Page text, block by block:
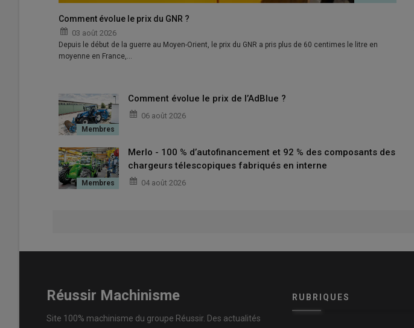
Comment évolue le prix du GNR ?
03 août 2026
Depuis le début de la guerre au Moyen-Orient, le prix du GNR a pris plus de 60 centimes le litre en
moyenne en France,…
Comment évolue le prix de l’AdBlue ?
06 août 2026
Merlo - 100 % d’autofinancement et 92 % des composants des
chargeurs télescopiques fabriqués en interne
04 août 2026
Réussir Machinisme
Site 100% machinisme du groupe Réussir. Des actualités
RUBRIQUES